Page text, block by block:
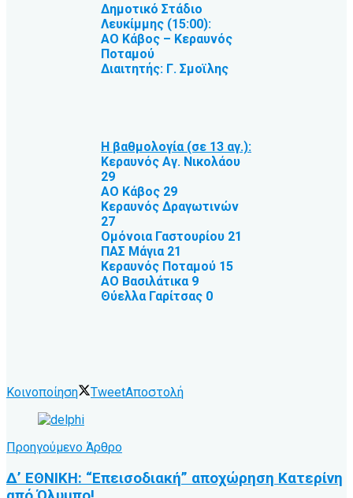
Δημοτικό Στάδιο
Λευκίμμης (15:00):
ΑΟ Κάβος – Κεραυνός
Ποταμού
Διαιτητής: Γ. Σμοϊλης
Η βαθμολογία (σε 13 αγ.):
Κεραυνός Αγ. Νικολάου
29
ΑΟ Κάβος 29
Κεραυνός Δραγωτινών
27
Ομόνοια Γαστουρίου 21
ΠΑΣ Μάγια 21
Κεραυνός Ποταμού 15
ΑΟ Βασιλάτικα 9
Θύελλα Γαρίτσας 0
Κοινοποίηση TweetΑποστολή
Προηγούμενο Άρθρο
Δ’ ΕΘΝΙΚΗ: “Επεισοδιακή” αποχώρηση Κατερίνη